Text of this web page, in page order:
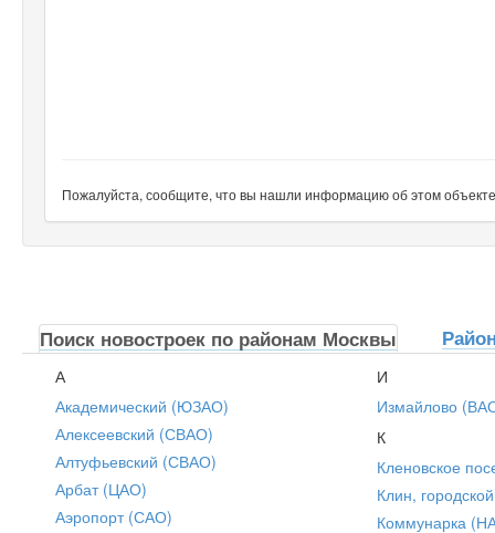
Пожалуйста, сообщите, что вы нашли информацию об этом
Поиск новостроек по районам Москвы
А
Академический (ЮЗАО)
Алексеевский (СВАО)
Алтуфьевский (СВАО)
Арбат (ЦАО)
Аэропорт (САО)
И
Измайлово
К
Кленовское
Клин,
Коммунарка